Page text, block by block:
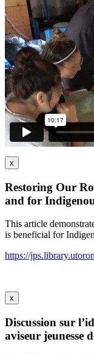
x
Restoring Our
and for
This article
is beneficial for
https://
x
Discussion sur
aviseur jeunesse